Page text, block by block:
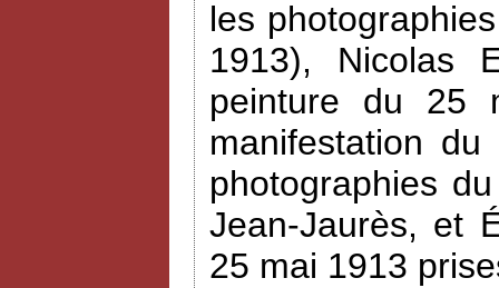
les
1913), Nicolas
peinture du 25
manifestation
photographies
Jean-Jaurès, et
25 mai 1913